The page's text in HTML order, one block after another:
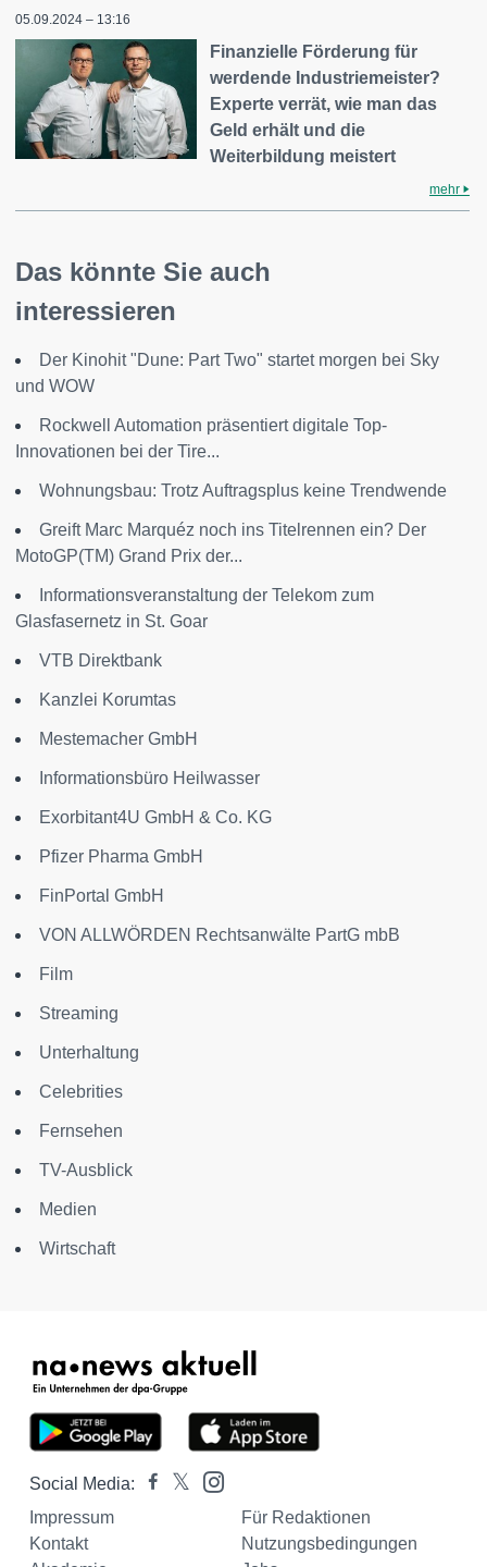
05.09.2024 – 13:16
Finanzielle Förderung für
werdende Industriemeister?
Experte verrät, wie man das
Geld erhält und die
Weiterbildung meistert
mehr
Das könnte Sie auch
interessieren
Der Kinohit "Dune: Part Two" startet morgen bei Sky
und WOW
Rockwell Automation präsentiert digitale Top-
Innovationen bei der Tire...
Wohnungsbau: Trotz Auftragsplus keine Trendwende
Greift Marc Marquéz noch ins Titelrennen ein? Der
MotoGP(TM) Grand Prix der...
Informationsveranstaltung der Telekom zum
Glasfasernetz in St. Goar
VTB Direktbank
Kanzlei Korumtas
Mestemacher GmbH
Informationsbüro Heilwasser
Exorbitant4U GmbH & Co. KG
Pfizer Pharma GmbH
FinPortal GmbH
VON ALLWÖRDEN Rechtsanwälte PartG mbB
Film
Streaming
Unterhaltung
Celebrities
Fernsehen
TV-Ausblick
Medien
Wirtschaft
Social Media:
Impressum
Für Redaktionen
Kontakt
Nutzungsbedingungen